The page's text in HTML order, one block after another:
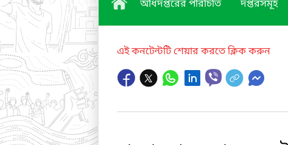
অধিদপ্তরের পরিচিতি
দপ্তরসমূহ
এই কনটেন্টটি শেয়ার করতে ক্লিক করুন